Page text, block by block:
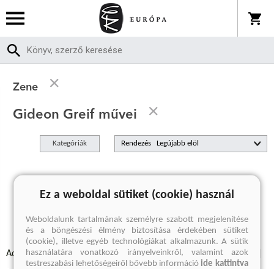
Zene
Gideon Greif művei
Kategóriák Rendezés
A keresett kifejezésre nincs találat
Adatvédelmi szabályzatok Elállási felmondási nyilatkozat
Ez a weboldal sütiket (cookie) használ
Weboldalunk tartalmának személyre szabott megjelenítése
és a böngészési élmény biztosítása érdekében sütiket
(cookie), illetve egyéb technológiákat alkalmazunk. A sütik
használatára vonatkozó irányelveinkről, valamint azok
testreszabási lehetőségeiről bővebb információide kattintva